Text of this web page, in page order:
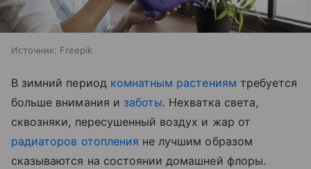
Источник: Freepik
В зимний период комнатным растениям требуется
больше внимания и заботы. Нехватка света,
сквозняки, пересушенный воздух и жар от
радиаторов отопления не лучшим образом
сказываются на состоянии домашней флоры.